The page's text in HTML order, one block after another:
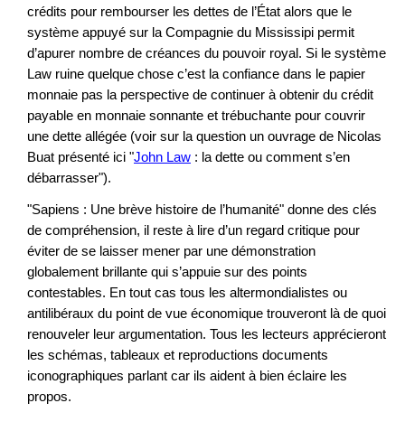
crédits pour rembourser les dettes de l’État alors que le
système appuyé sur la Compagnie du Mississipi permit
d’apurer nombre de créances du pouvoir royal. Si le système
Law ruine quelque chose c’est la confiance dans le papier
monnaie pas la perspective de continuer à obtenir du crédit
payable en monnaie sonnante et trébuchante pour couvrir
une dette allégée (voir sur la question un ouvrage de Nicolas
Buat présenté ici "John Law : la dette ou comment s’en
débarrasser").
"Sapiens : Une brève histoire de l’humanité" donne des clés
de compréhension, il reste à lire d’un regard critique pour
éviter de se laisser mener par une démonstration
globalement brillante qui s’appuie sur des points
contestables. En tout cas tous les altermondialistes ou
antilibéraux du point de vue économique trouveront là de quoi
renouveler leur argumentation. Tous les lecteurs apprécieront
les schémas, tableaux et reproductions documents
iconographiques parlant car ils aident à bien éclaire les
propos.